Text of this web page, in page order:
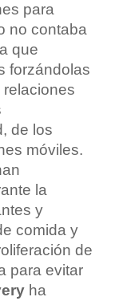
para
no contaba
que
forzándolas
de los
móviles.
la
y
comida y
de
para evitar
ha